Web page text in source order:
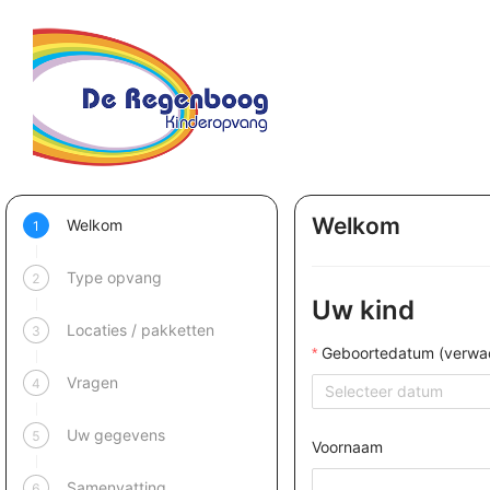
1 Welkom
2 Type opvang
3 Locaties / pakketten
4 Vragen
5 Uw gegevens
Welkom
Uw kind
Geboortedatum
Voornaam